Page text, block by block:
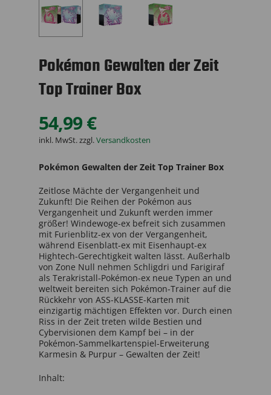
Pokémon Gewalten der Zeit
Top Trainer Box
54,99€
inkl. MwSt.zzgl.Versandkosten
Pokémon Gewalten der Zeit Top Trainer Box
Zeitlose Mächte der Vergangenheit und
Zukunft! Die Reihen der Pokémon aus
Vergangenheit und Zukunft werden immer
größer! Windewoge-ex befreit sich zusammen
mit Furienblitz-ex von der Vergangenheit,
während Eisenblatt-ex mit Eisenhaupt-ex
Hightech-Gerechtigkeit walten lässt. Außerhalb
von Zone Null nehmen Schligdri und Farigiraf
als Terakristall-Pokémon-ex neue Typen an und
weltweit bereiten sich Pokémon-Trainer auf die
Rückkehr von ASS-KLASSE-Karten mit
einzigartig mächtigen Effekten vor. Durch einen
Riss in der Zeit treten wilde Bestien und
Cybervisionen dem Kampf bei – in der
Pokémon-Sammelkartenspiel-Erweiterung
Karmesin & Purpur – Gewalten der Zeit!
Inhalt: